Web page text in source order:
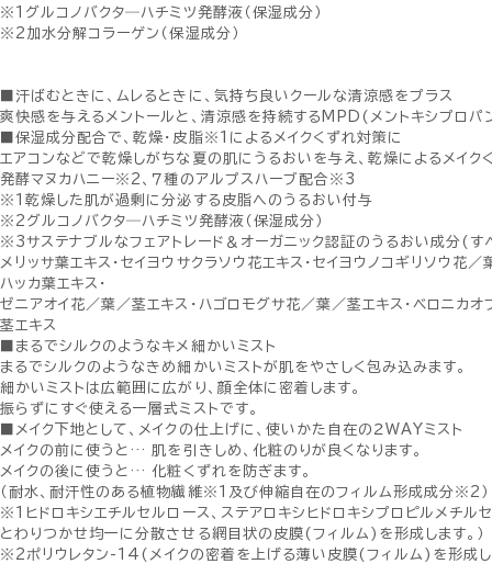
※1グルコノバクタ―ハチミツ発酵液（保湿成分）
※2加水分解コラーゲン（保湿成分）
■汗ばむときに、ムレるときに、気持ち良いクールな清涼感をプラス
爽快感を与えるメントールと、清涼感を持続するMPD(メントキシプロパ
■保湿成分配合で、乾燥・皮脂※1によるメイクくずれ対策に
エアコンなどで乾燥しがちな夏の肌にうるおいを与え、乾燥によるメイク
発酵マヌカハニー※2、７種のアルプスハーブ配合※3
※1乾燥した肌が過剰に分泌する皮脂へのうるおい付与
※2グルコノバクタ―ハチミツ発酵液（保湿成分）
※3サステナブルなフェアトレード＆オーガニック認証のうるおい成分(
メリッサ葉エキス・セイヨウサクラソウ花エキス・セイヨウノコギリソウ花／
ハッカ葉エキス・
ゼニアオイ花／葉／茎エキス・ハゴロモグサ花／葉／茎エキス・ベロニカ
茎エキス
■まるでシルクのようなキメ細かいミスト
まるでシルクのようなきめ細かいミストが肌をやさしく包み込みます。
細かいミストは広範囲に広がり、顔全体に密着します。
振らずにすぐ使える一層式ミストです。
■メイク下地として、メイクの仕上げに、使いかた自在の２WAYミスト
メイクの前に使うと… 肌を引きしめ、化粧のりが良くなります。
メイクの後に使うと… 化粧くずれを防ぎます。
（耐水、耐汗性のある植物繊維※1及び伸縮自在のフィルム形成成分※2）
※1ヒドロキシエチルセルロース、ステアロキシヒドロキシプロピルメチル
とわりつかせ均一に分散させる網目状の皮膜(フィルム)を形成します。）
※2ポリウレタン-14(メイクの密着を上げる薄い皮膜(フィルム)を形成し